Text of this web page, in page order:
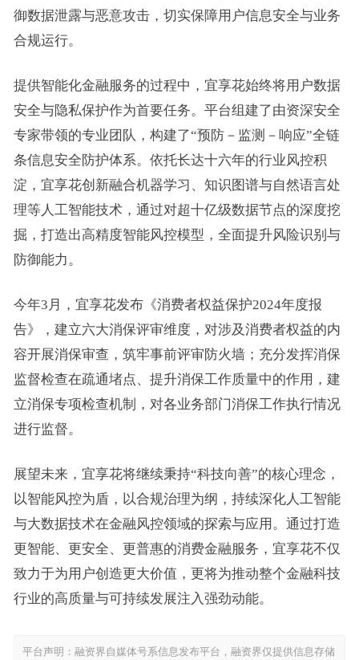
御数据泄露与恶意攻击，切实保障用户信息安全与业务
合规运行。
提供智能化金融服务的过程中，宜享花始终将用户数据
安全与隐私保护作为首要任务。平台组建了由资深安全
专家带领的专业团队，构建了“预防－监测－响应”全链
条信息安全防护体系。依托长达十六年的行业风控积
淀，宜享花创新融合机器学习、知识图谱与自然语言处
理等人工智能技术，通过对超十亿级数据节点的深度挖
掘，打造出高精度智能风控模型，全面提升风险识别与
防御能力。
今年3月，宜享花发布《消费者权益保护2024年度报
告》，建立六大消保评审维度，对涉及消费者权益的内
容开展消保审查，筑牢事前评审防火墙；充分发挥消保
监督检查在疏通堵点、提升消保工作质量中的作用，建
立消保专项检查机制，对各业务部门消保工作执行情况
进行监督。
展望未来，宜享花将继续秉持“科技向善”的核心理念，
以智能风控为盾，以合规治理为纲，持续深化人工智能
与大数据技术在金融风控领域的探索与应用。通过打造
更智能、更安全、更普惠的消费金融服务，宜享花不仅
致力于为用户创造更大价值，更将为推动整个金融科技
行业的高质量与可持续发展注入强劲动能。
平台声明：融资界自媒体号系信息发布平台，融资界仅提供信息存储